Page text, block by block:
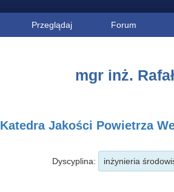
Przeglądaj Forum
mgr inż.
Katedra Jakości Powietrza
Dyscyplina: inżynieria